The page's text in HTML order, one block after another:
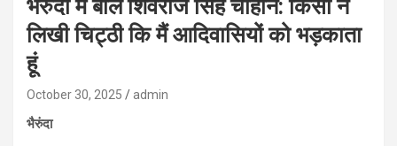
भैरुंदा में बोले शिवराज सिंह चौहान: किसी ने
लिखी चिट्ठी कि मैं आदिवासियों को भड़काता
हूं
October 30, 2025 admin
भैरुंदा